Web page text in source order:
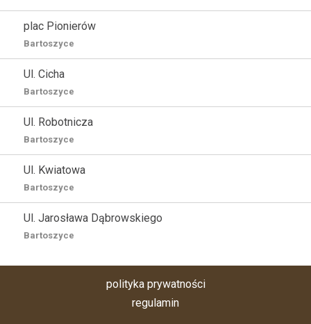
plac Pionierów
Bartoszyce
Ul. Cicha
Bartoszyce
Ul. Robotnicza
Bartoszyce
Ul. Kwiatowa
Bartoszyce
Ul. Jarosława Dąbrowskiego
Bartoszyce
polityka prywatności
regulamin